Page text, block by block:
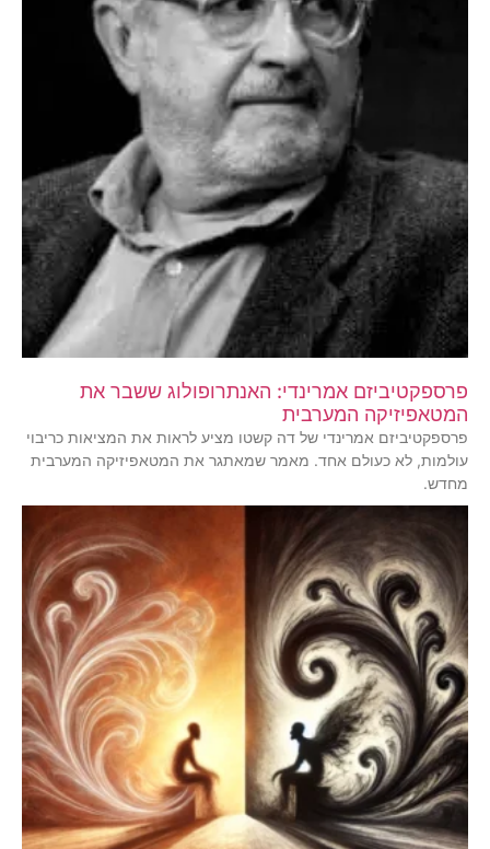
פרספקטיביזם אמרינדי: האנתרופולוג ששבר את
המטאפיזיקה המערבית
פרספקטיביזם אמרינדי של דה קשטו מציע לראות את המציאות כריבוי
עולמות, לא כעולם אחד. מאמר שמאתגר את המטאפיזיקה המערבית
מחדש.